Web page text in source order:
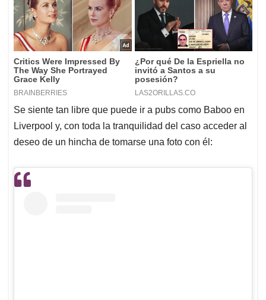
Se siente tan libre que puede ir a pubs como Baboo en
Liverpool y, con toda la tranquilidad del caso acceder al
deseo de un hincha de tomarse una foto con él: